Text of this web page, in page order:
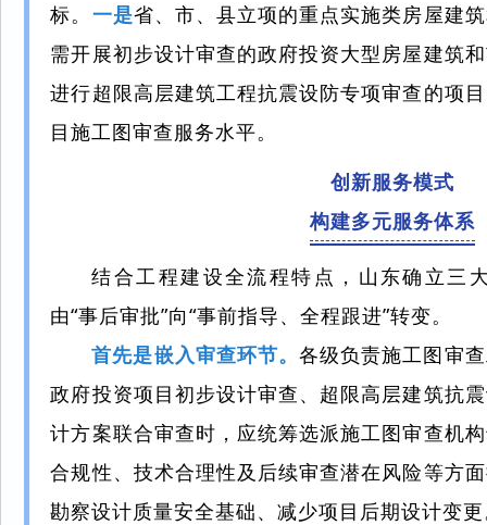
标。 一是省、市、县立项的重点实施类房屋建
需开展初步设计审查的政府投资大型房屋建筑
进行超限高层建筑工程抗震设防专项审查的项
目施工图审查服务水平。
创新服务模式
构建多元服务体系
结合工程建设全流程特点，山东确立三
由“事后审批”向“事前指导、全程跟进”转变。
首先是嵌入审查环节。各级负责施工图审
政府投资项目初步设计审查、超限高层建筑抗
计方案联合审查时，应统筹选派施工图审查机
合规性、技术合理性及后续审查潜在风险等方
勘察设计质量安全基础、减少项目后期设计变